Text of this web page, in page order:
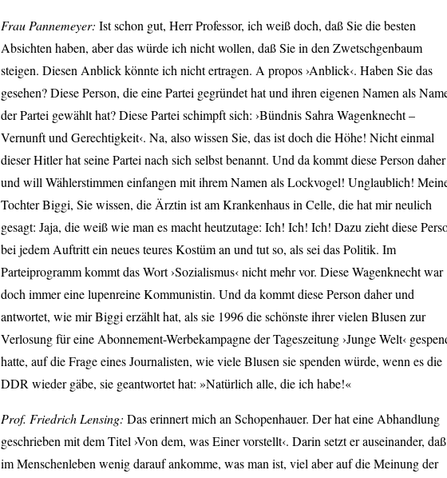
Frau Pannemeyer: Ist schon gut, Herr Professor, ich weiß doch, daß Sie die besten
Absichten haben, aber das würde ich nicht wollen, daß Sie in den Zwetschgenbaum
steigen. Diesen Anblick könnte ich nicht ertragen. A propos ›Anblick‹. Haben Sie das
gesehen? Diese Person, die eine Partei gegründet hat und ihren eigenen Namen als
der Partei gewählt hat? Diese Partei schimpft sich: ›Bündnis Sahra Wagenknecht –
Vernunft und Gerechtigkeit‹. Na, also wissen Sie, das ist doch die Höhe! Nicht einmal
dieser Hitler hat seine Partei nach sich selbst benannt. Und da kommt diese Person daher
und will Wählerstimmen einfangen mit ihrem Namen als Lockvogel! Unglaublich!
Tochter Biggi, Sie wissen, die Ärztin ist am Krankenhaus in Celle, die hat mir neulich
gesagt: Jaja, die weiß wie man es macht heutzutage: Ich! Ich! Ich! Dazu zieht diese
bei jedem Auftritt ein neues teures Kostüm an und tut so, als sei das Politik. Im
Parteiprogramm kommt das Wort ›Sozialismus‹ nicht mehr vor. Diese Wagenknecht war
doch immer eine lupenreine Kommunistin. Und da kommt diese Person daher und
antwortet, wie mir Biggi erzählt hat, als sie 1996 die schönste ihrer vielen Blusen zur
Verlosung für eine Abonnement-Werbekampagne der Tageszeitung ›Junge Welt‹
hatte, auf die Frage eines Journalisten, wie viele Blusen sie spenden würde, wenn es die
DDR wieder gäbe, sie geantwortet hat: »Natürlich alle, die ich habe!«
Prof. Friedrich Lensing: Das erinnert mich an Schopenhauer. Der hat eine Abhandlung
geschrieben mit dem Titel ›Von dem, was Einer vorstellt‹. Darin setzt er auseinander,
im Menschenleben wenig darauf ankomme, was man ist, viel aber auf die Meinung der